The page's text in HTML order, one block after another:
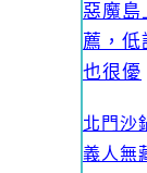
惡魔島
薦，低
也很優
北門沙
義人無